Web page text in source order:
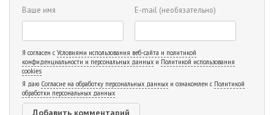
Ваше имя E-mail (необязательно)
Я согласен с Условиями использования веб-сайта и политикой
конфиденциальности и персональных данных и Политикой использования
cookies
Я даю Согласие на обработку персональных данных и ознакомлен с Политикой
обработки персональных данных